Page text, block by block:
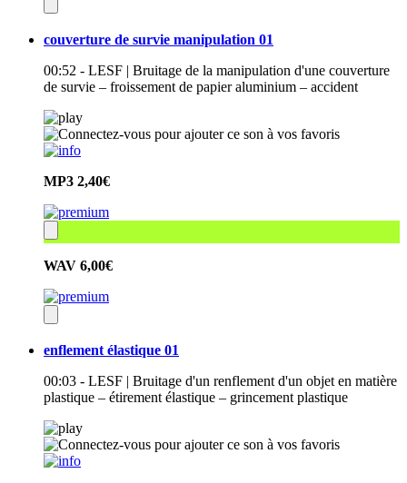
couverture de survie manipulation 01
00:52 - LESF | Bruitage de la manipulation d'une couverture
de survie – froissement de papier aluminium – accident
MP3 2,40€
WAV 6,00€
enflement élastique 01
00:03 - LESF | Bruitage d'un renflement d'un objet en matière
plastique – étirement élastique – grincement plastique